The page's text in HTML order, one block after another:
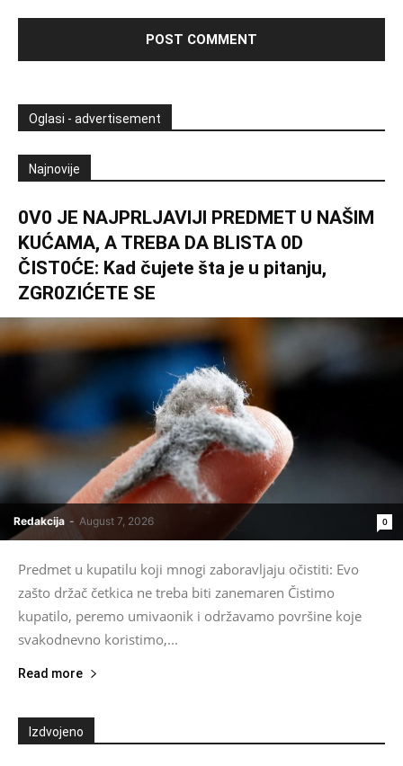
Oglasi - advertisement
Najnovije
0V0 JE NAJPRLJAVlJl PREDMET U NAŠlM
KUĆAMA, A TREBA DA BLISTA 0D
ČIST0ĆE: Kad čujete šta je u pitanju,
ZGR0ZIĆETE SE
Redakcija - August 7, 2026 0
Predmet u kupatilu koji mnogi zaboravljaju očistiti: Evo
zašto držač četkica ne treba biti zanemaren Čistimo
kupatilo, peremo umivaonik i održavamo površine koje
svakodnevno koristimo,...
Read more
Izdvojeno